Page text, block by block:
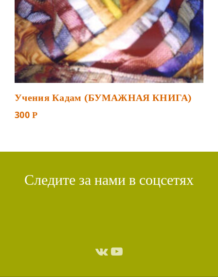
Учения Кадам (БУМАЖНАЯ КНИГА)
300Р
Следите за нами в соцсетях